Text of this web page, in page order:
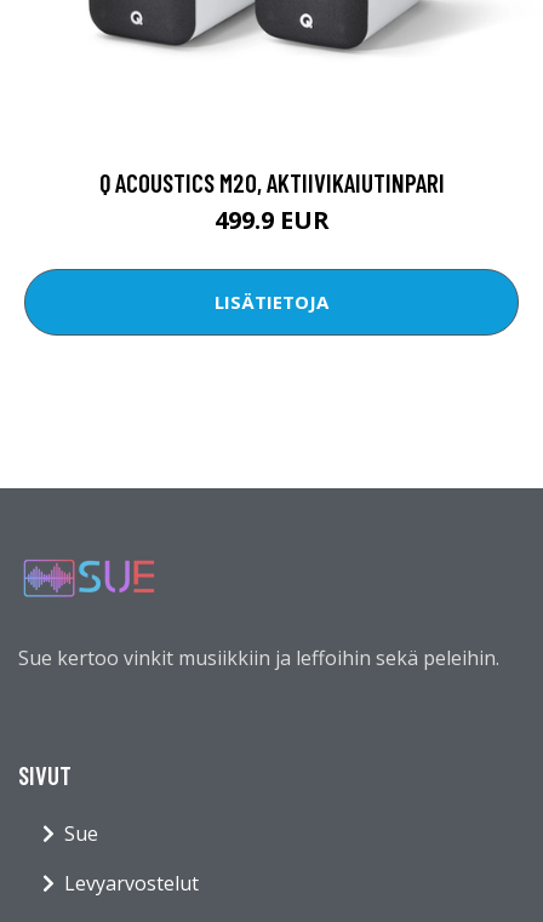
Q ACOUSTICS M20, AKTIIVIKAIUTINPARI
499.9 EUR
LISÄTIETOJA
Sue kertoo vinkit musiikkiin ja leffoihin sekä peleihin.
SIVUT
Sue
Levyarvostelut